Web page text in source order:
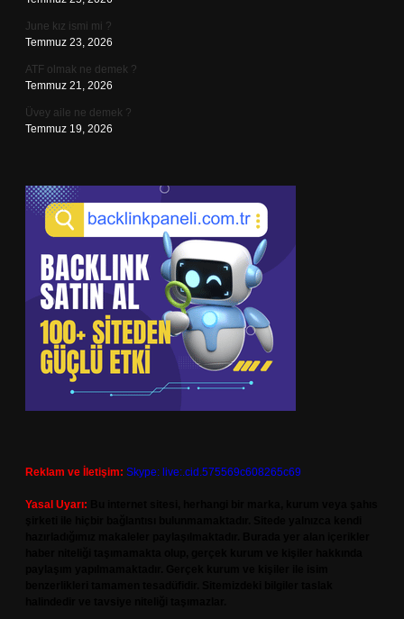
June kız ismi mi ?
Temmuz 23, 2026
ATF olmak ne demek ?
Temmuz 21, 2026
Üvey aile ne demek ?
Temmuz 19, 2026
Reklam ve İletişim: Skype: live:.cid.575569c608265c69
Yasal Uyarı: